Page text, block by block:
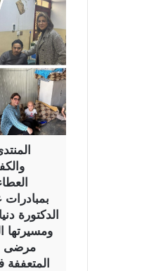
الدكتورة
مرضى
المتعففة